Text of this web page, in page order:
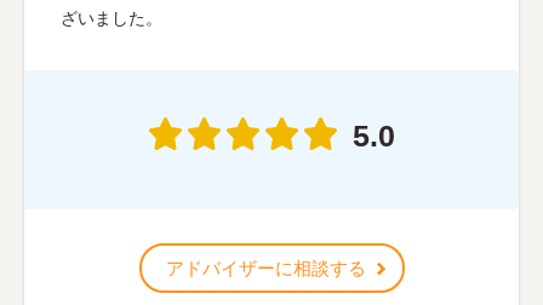
ざいました。
5.0
アドバイザーに相談する